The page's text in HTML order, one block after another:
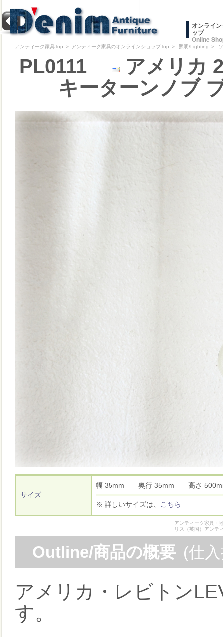
オンライ
ップ
Online
アンティーク家具Top ＞ アンティーク家具のオンラインショップTop ＞ 照明/Lighting ＞
PL0111
アメリカ
キーターンノブ
サイズ
幅 35mm 奥行 35mm 高さ
※ 詳しいサイズは、 こちら
アンティーク家具・
リス（英国）アンテ
Outline/商品の概要 (仕
アメリカ・レビトン
す。